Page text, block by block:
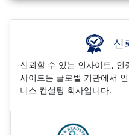
신
신뢰할 수 있는 인사이트, 인
사이트는 글로벌 기관에서
니스 컨설팅 회사입니다.